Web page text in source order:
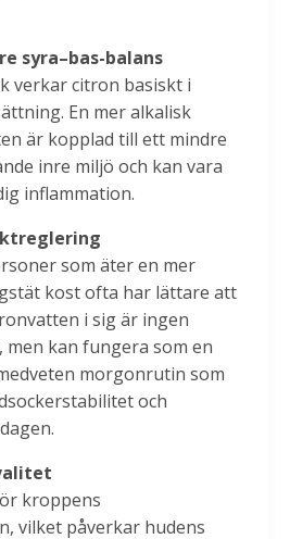
syra–bas-balans
verkar citron basiskt i
En mer alkalisk
är kopplad till ett mindre
inre miljö och kan vara
inflammation.
som äter en mer
kost ofta har lättare att
i sig är ingen
men kan fungera som en
morgonrutin som
och
kroppens
vilket påverkar hudens